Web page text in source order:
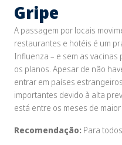
Gripe
A passagem por locais
restaurantes e hotéis é um
Influenza – e sem as
os planos. Apesar de não
entrar em países
importantes devido à alta
está entre os meses de
Recomendação: Para